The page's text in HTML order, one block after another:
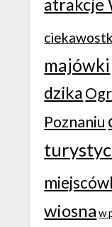
atrakcje
majówki
dzika
Poznaniu
wiosna w